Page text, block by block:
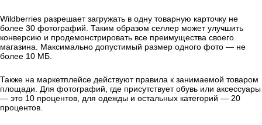
Wildberries разрешает загружать в одну товарную карточку не
более 30 фотографий. Таким образом селлер может улучшить
конверсию и продемонстрировать все преимущества своего
магазина. Максимально допустимый размер одного фото — не
более 10 МБ.
Также на маркетплейсе действуют правила к занимаемой товаром
площади. Для фотографий, где присутствует обувь или аксессуары
— это 10 процентов, для одежды и остальных категорий — 20
процентов.